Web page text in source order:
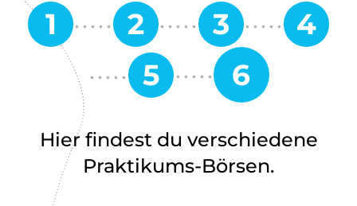
Hier findest du verschiedene
Praktikums-Börsen.